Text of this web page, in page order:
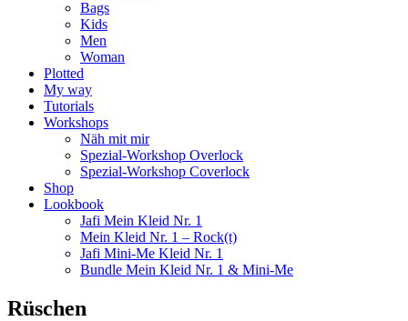
Bags
Kids
Men
Woman
Plotted
My way
Tutorials
Workshops
Näh mit mir
Spezial-Workshop Overlock
Spezial-Workshop Coverlock
Shop
Lookbook
Jafi Mein Kleid Nr. 1
Mein Kleid Nr. 1 – Rock(t)
Jafi Mini-Me Kleid Nr. 1
Bundle Mein Kleid Nr. 1 & Mini-Me
Rüschen